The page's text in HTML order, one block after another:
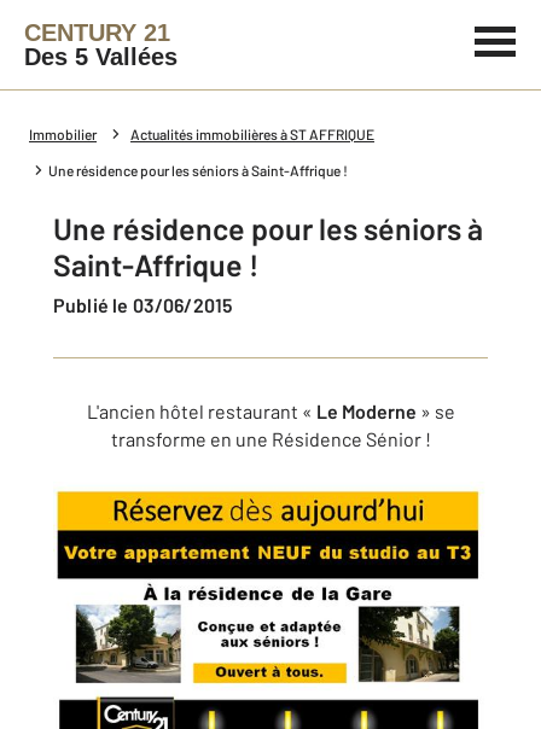
CENTURY 21
Des 5 Vallées
Immobilier Actualités immobilières à ST AFFRIQUE
Une résidence pour les séniors à Saint-Affrique !
Une résidence pour les séniors à
Saint-Affrique !
Publié le 03/06/2015
L'ancien hôtel restaurant « Le Moderne » se
transforme en une Résidence Sénior !